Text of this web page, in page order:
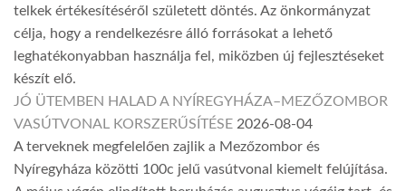
telkek értékesítéséről született döntés. Az önkormányzat
célja, hogy a rendelkezésre álló forrásokat a lehető
leghatékonyabban használja fel, miközben új fejlesztéseket
készít elő.
JÓ ÜTEMBEN HALAD A NYÍREGYHÁZA–MEZŐZOMBOR
VASÚTVONAL KORSZERŰSÍTÉSE 2026-08-04
A terveknek megfelelően zajlik a Mezőzombor és
Nyíregyháza közötti 100c jelű vasútvonal kiemelt felújítása.